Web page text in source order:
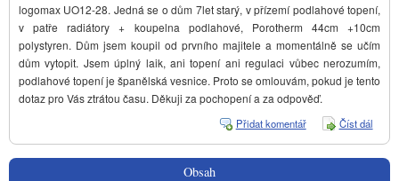
logomax UO12-28. Jedná se o dům 7let starý, v přízemí podlahové topení,
v patře radiátory + koupelna podlahové, Porotherm 44cm +10cm
polystyren. Dům jsem koupil od prvního majitele a momentálně se učím
dům vytopit. Jsem úplný laik, ani topení ani regulaci vůbec nerozumím,
podlahové topení je španělská vesnice. Proto se omlouvám, pokud je tento
dotaz pro Vás ztrátou času. Děkuji za pochopení a za odpověď.
Číst dál
Přidat komentář
Obsah